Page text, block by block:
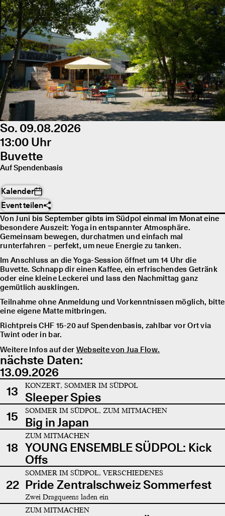
So. 09.08.2026
13:00 Uhr
Buvette
Auf Spendenbasis
Kalender
Event teilen
Von Juni bis September gibts im Südpol einmal im Monat eine
besondere Auszeit: Yoga in entspannter Atmosphäre.
Gemeinsam bewegen, durchatmen und einfach mal
runterfahren – perfekt, um neue Energie zu tanken.
Im Anschluss an die Yoga-Session öffnet um 14 Uhr die
Buvette. Schnapp dir einen Kaffee, ein erfrischendes Getränk
oder eine kleine Leckerei und lass den Nachmittag ganz
gemütlich ausklingen.
Teilnahme ohne Anmeldung und Vorkenntnissen möglich, bitte
eine eigene Matte mitbringen.
Richtpreis CHF 15-20 auf Spendenbasis, zahlbar vor Ort via
Twint oder in bar.
Weitere Infos auf der Webseite von Jua Flow.
nächste Daten:
13.09.2026
13
KONZERT, SOMMER IM SÜDPOL
Sleeper Spies
15
SOMMER IM SÜDPOL, ZUM MITMACHEN
Big in Japan
18
ZUM MITMACHEN
YOUNG ENSEMBLE SÜDPOL: Kick
Offs
22
SOMMER IM SÜDPOL, VERSCHIEDENES
Pride Zentralschweiz Sommerfest
Zwei Dragqueens laden ein
ZUM MITMACHEN